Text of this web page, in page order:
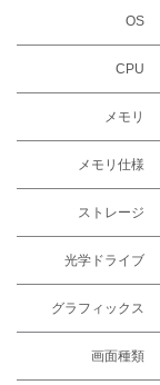
OS
CPU
メモリ
メモリ仕様
ストレージ
光学ドライブ
グラフィックス
画面種類